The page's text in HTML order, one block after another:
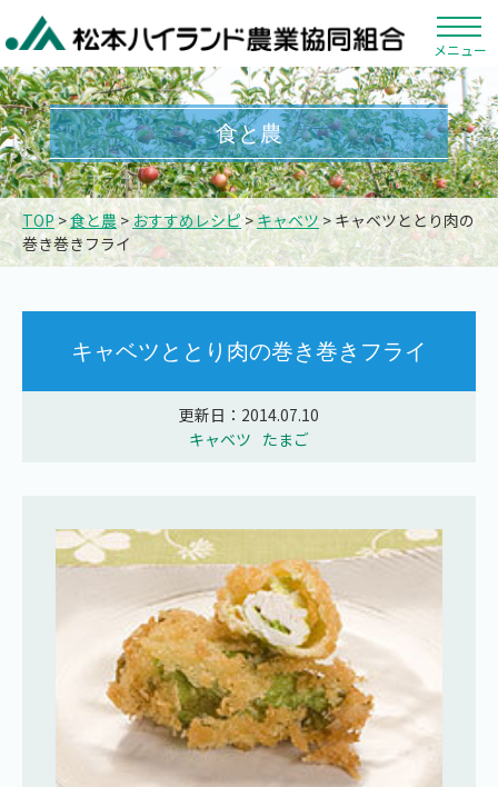
メニュー
食と農
TOP>食と農>おすすめレシピ>キャベツ> キャベツととり肉の
巻き巻きフライ
キャベツととり肉の巻き巻きフライ
更新日：2014.07.10
キャベツ たまご